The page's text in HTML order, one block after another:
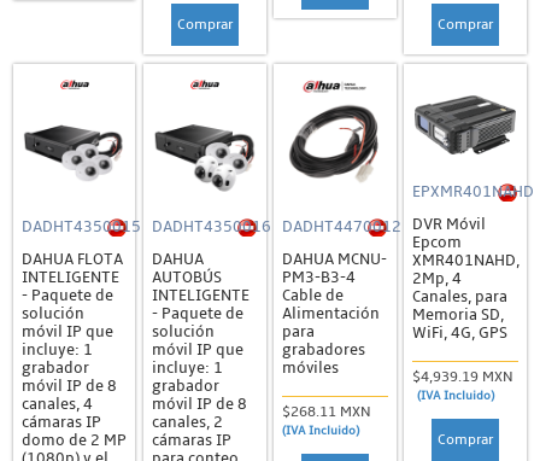
Comprar Comprar
DADHT4350015
DAHUA FLOTA
INTELIGENTE
- Paquete de
solución
móvil IP que
incluye: 1
grabador
móvil IP de 8
canales, 4
cámaras IP
domo de 2 MP
DADHT4350016
DAHUA
AUTOBÚS
INTELIGENTE
- Paquete de
solución
móvil IP que
incluye: 1
grabador
móvil IP de 8
canales, 2
cámaras IP
DADHT4470012
DAHUA MCNU-
PM3-B3-4
Cable de
Alimentación
para
grabadores
móviles
$268.11 MXN
(IVA Incluido)
EPXMR401NAHD
DVR Móvil
Epcom
XMR401NAHD,
2Mp, 4
Canales, para
Memoria SD,
WiFi, 4G, GPS
$4,939.19 MXN
(IVA Incluido)
Comprar